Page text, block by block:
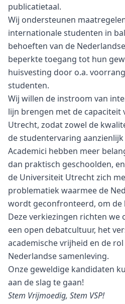
publicatietaal.
Wij ondersteunen
internationale studenten in
behoeften van de
beperkte toegang tot hun
huisvesting door o.a.
studenten.
Wij willen de instroom van
lijn brengen met de capaciteit
Utrecht, zodat zowel de
de studentervaring
Academici hebben meer
dan praktisch geschoolden,
de Universiteit Utrecht zich
problematiek waarmee de
wordt geconfronteerd, om de
Deze verkiezingen richten we
een open debatcultuur, het
academische vrijheid en de
Nederlandse samenleving.
Onze geweldige kandidaten
aan de slag te gaan!
Stem Vrijmoedig, Stem VSP!